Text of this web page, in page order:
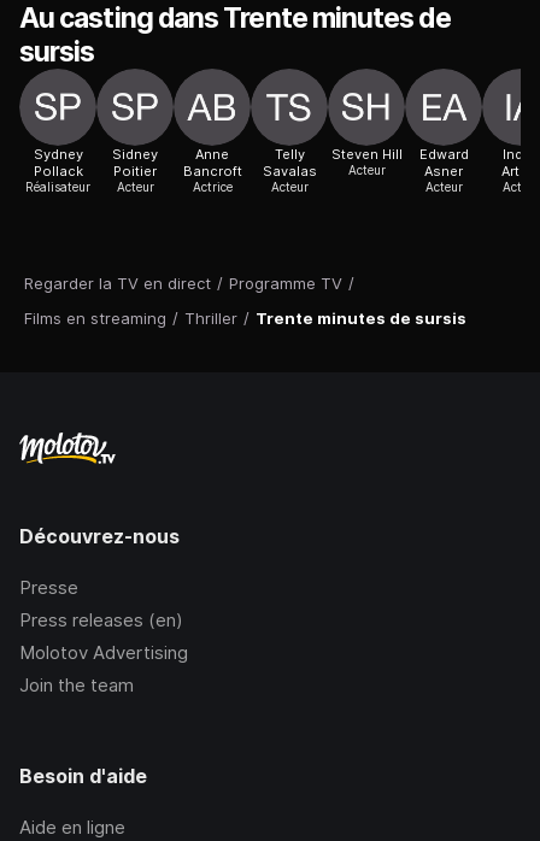
Regarder la TV en direct / Programme TV /
Films en streaming / Thriller / Trente minutes de sursis
Au casting dans Trente minutes de
sursis
Sydney
Pollack
Réalisateur
Sidney
Poitier
Acteur
Anne
Bancroft
Actrice
Telly
Savalas
Acteur
Steven Hill
Acteur
Edward
Asner
Acteur
Indus
Arthur
Acteur
Découvrez-nous
Presse
Press releases (en)
Molotov Advertising
Join the team
Besoin d'aide
Aide en ligne